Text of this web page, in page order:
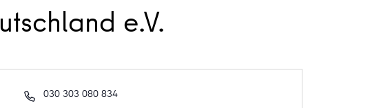
e.V.
Telefon
030 303 080 834